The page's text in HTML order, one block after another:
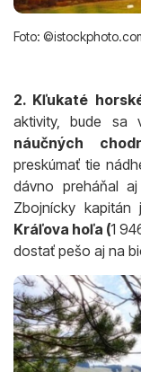
Foto:
2. Kľukaté
aktivity, bude sa
náučných
preskúmať tie
dávno preháňal
Zbojnícky
Kráľova hoľa (1
dostať pešo aj na